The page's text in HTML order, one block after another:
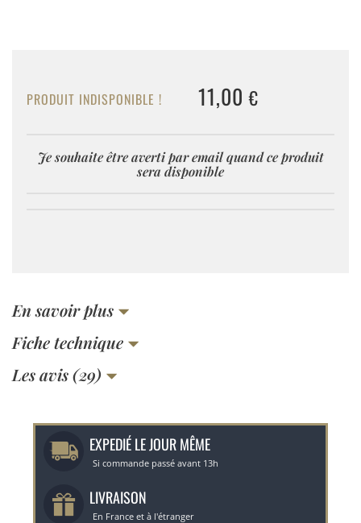
PRODUIT INDISPONIBLE ! 11,00€
Je souhaite être averti par email quand ce produit
sera disponible
En savoir plus
Fiche technique
Les avis (29)
EXPEDIÉ LE JOUR MÊME
Si commande passé avant 13h
LIVRAISON
En France et à l'étranger